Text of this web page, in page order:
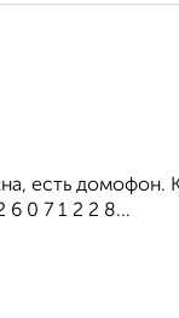
есть домофон.
0 7 1 2 2 8...